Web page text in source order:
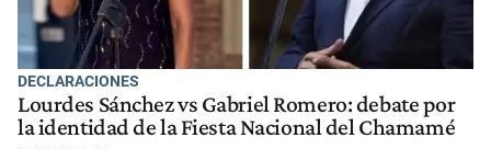
DECLARACIONES
Lourdes Sánchez vs Gabriel Romero: debate por
la identidad de la Fiesta Nacional del Chamamé